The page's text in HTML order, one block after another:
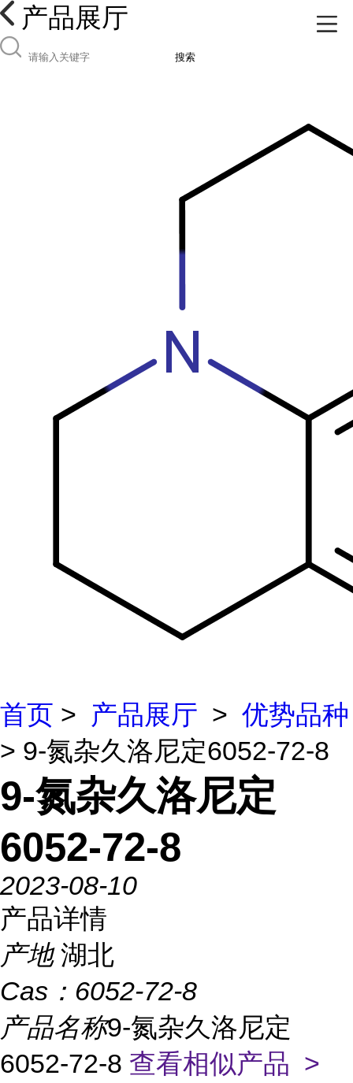
产品展厅
搜索
首页 > 产品展厅 > 优势品种
> 9-氮杂久洛尼定6052-72-8
9-氮杂久洛尼定
6052-72-8
2023-08-10
产品详情
产地 湖北
Cas： 6052-72-8
产品名称9-氮杂久洛尼定
6052-72-8 查看相似产品 >